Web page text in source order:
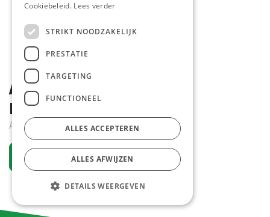
Americain Saus Donker
Bosteels Tube 500 gr
Actief
Vraag een account aan
Cookiebeleid. Lees verder
STRIKT NOODZAKELIJK
PRESTATIE
TARGETING
FUNCTIONEEL
ALLES ACCEPTEREN
ALLES AFWIJZEN
DETAILS WEERGEVEN